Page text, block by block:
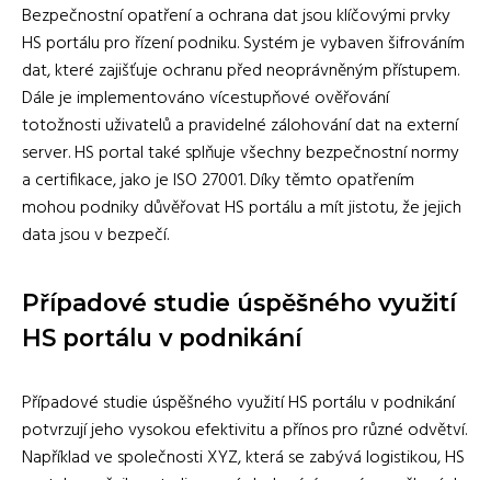
Bezpečnostní opatření a ochrana dat jsou klíčovými prvky
HS portálu pro řízení podniku. Systém je vybaven šifrováním
dat, které zajišťuje ochranu před neoprávněným přístupem.
Dále je implementováno vícestupňové ověřování
totožnosti uživatelů a pravidelné zálohování dat na externí
server. HS portal také splňuje všechny bezpečnostní normy
a certifikace, jako je ISO 27001. Díky těmto opatřením
mohou podniky důvěřovat HS portálu a mít jistotu, že jejich
data jsou v bezpečí.
Případové studie úspěšného využití
HS portálu v podnikání
Případové studie úspěšného využití HS portálu v podnikání
potvrzují jeho vysokou efektivitu a přínos pro různé odvětví.
Například ve společnosti XYZ, která se zabývá logistikou, HS